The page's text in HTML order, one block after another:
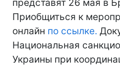
представят 26 мая в
Приобщиться к
онлайн по ссылке.
Национальная
Украины при